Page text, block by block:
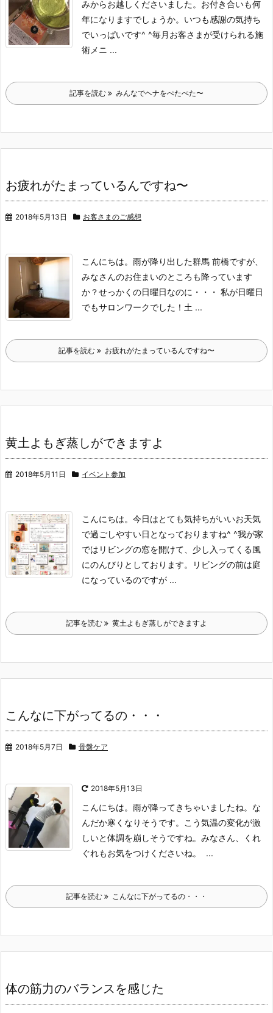
みからお越しくださいました。 お付き合いも何
年になりますでしょうか。 いつも感謝の気持ち
でいっぱいです^ ^毎月お客さまが受けられる施
術メニ ...
記事を読む みんなでヘナをぺたぺた〜
お疲れがたまっているんですね〜
2018年5月13日 お客さまのご感想
こんにちは。 雨が降り出した群馬 前橋ですが、
みなさんのお住まいのところも降っています
か？せっかくの日曜日なのに・・・ 私が日曜日
でもサロンワークでした！ 土 ...
記事を読む お疲れがたまっているんですね〜
黄土よもぎ蒸しができますよ
2018年5月11日 イベント参加
こんにちは。 今日はとても気持ちがいいお天気
で過ごしやすい日となっておりますね^ ^我が家
ではリビングの窓を開けて、少し入ってくる風
にのんびりとしております。
リビングの前は庭
になっているのですが ...
記事を読む 黄土よもぎ蒸しができますよ
こんなに下がってるの・・・
2018年5月7日 骨盤ケア
2018年5月13日
こんにちは。 雨が降ってきちゃいましたね。 な
んだか寒くなりそうです。
こう気温の変化が激
しいと体調を崩しそうですね。 みなさん、くれ
ぐれもお気をつけくださいね。
...
記事を読む こんなに下がってるの・・・
体の筋力のバランスを感じた